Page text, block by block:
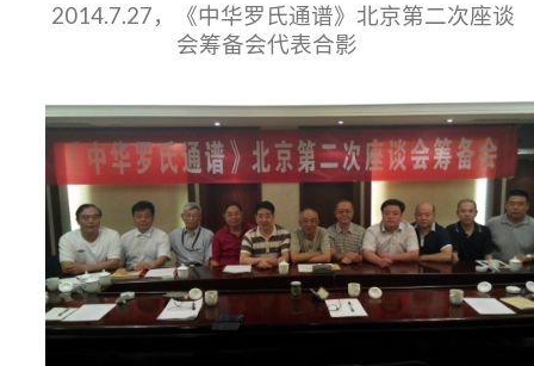
2014.7.27，《中华罗氏通谱》北京第二次座谈
会筹备会代表合影